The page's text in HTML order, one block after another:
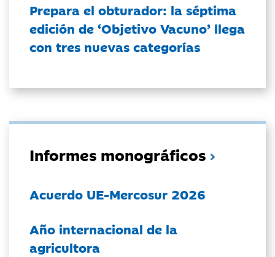
Prepara el obturador: la séptima
edición de ‘Objetivo Vacuno’ llega
con tres nuevas categorías
Informes monográficos
Acuerdo UE-Mercosur 2026
Año internacional de la
agricultora